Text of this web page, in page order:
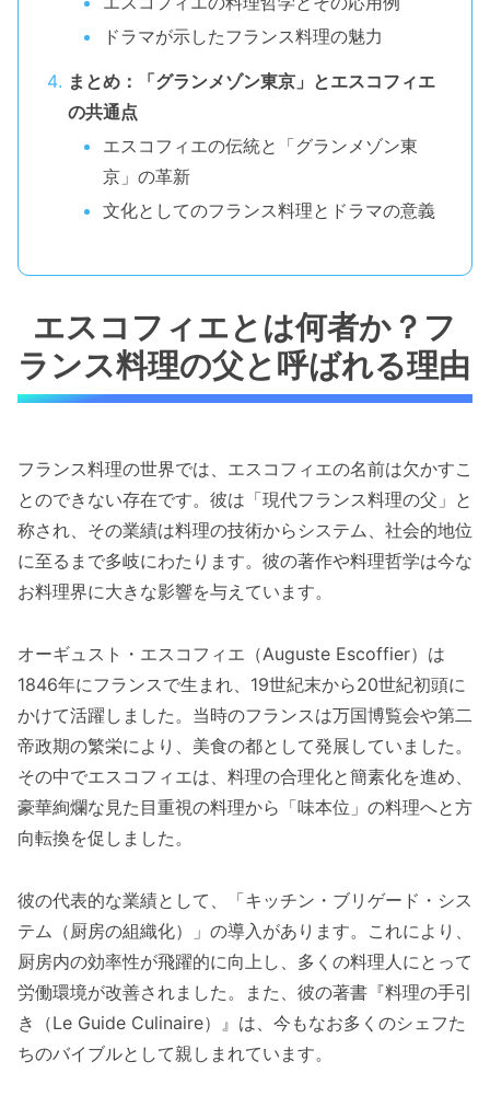
ドラマが示したフランス料理の魅力
まとめ：「グランメゾン東京」とエスコフィエ
の共通点
エスコフィエの伝統と「グランメゾン東
京」の革新
文化としてのフランス料理とドラマの意義
エスコフィエとは何者か？フ
ランス料理の父と呼ばれる理由
フランス料理の世界では、エスコフィエの名前は欠かすこ
とのできない存在です。彼は「現代フランス料理の父」と
称され、その業績は料理の技術からシステム、社会的地位
に至るまで多岐にわたります。彼の著作や料理哲学は今な
お料理界に大きな影響を与えています。
オーギュスト・エスコフィエ（Auguste Escoffier）は
1846年にフランスで生まれ、19世紀末から20世紀初頭に
かけて活躍しました。当時のフランスは万国博覧会や第二
帝政期の繁栄により、美食の都として発展していました。
その中でエスコフィエは、料理の合理化と簡素化を進め、
豪華絢爛な見た目重視の料理から「味本位」の料理へと方
向転換を促しました。
彼の代表的な業績として、「キッチン・ブリゲード・シス
テム（厨房の組織化）」の導入があります。これにより、
厨房内の効率性が飛躍的に向上し、多くの料理人にとって
労働環境が改善されました。また、彼の著書『料理の手引
き（Le Guide Culinaire）』は、今もなお多くのシェフた
ちのバイブルとして親しまれています。